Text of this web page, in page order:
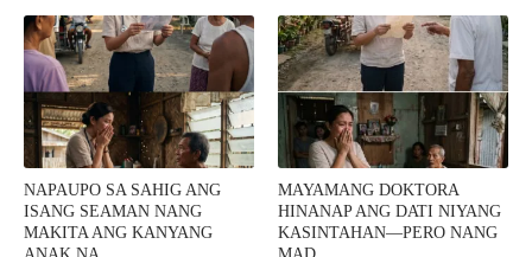
NAPAUPO SA SAHIG ANG
ISANG SEAMAN NANG
MAKITA ANG KANYANG
MAYAMANG DOKTORA
HINANAP ANG DATI NIYANG
KASINTAHAN—PERO NANG